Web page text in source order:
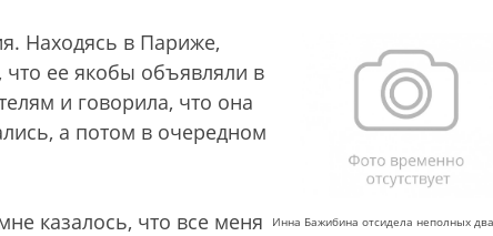
Инна Бажибина отсидела неполных
Находясь в Париже,
что ее якобы объявляли в
и говорила, что она
а потом в очередном
казалось, что все меня